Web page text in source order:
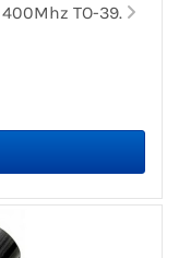
TO-39.